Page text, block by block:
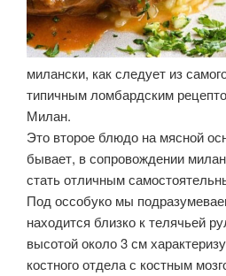
милански, как следует из
типичным ломбардским
Милан.
Это второе блюдо на мясной
бывает, в сопровождении
стать отличным
Под оссобуко мы
находится близко к телячьей
высотой около 3 см
костного отдела с костным